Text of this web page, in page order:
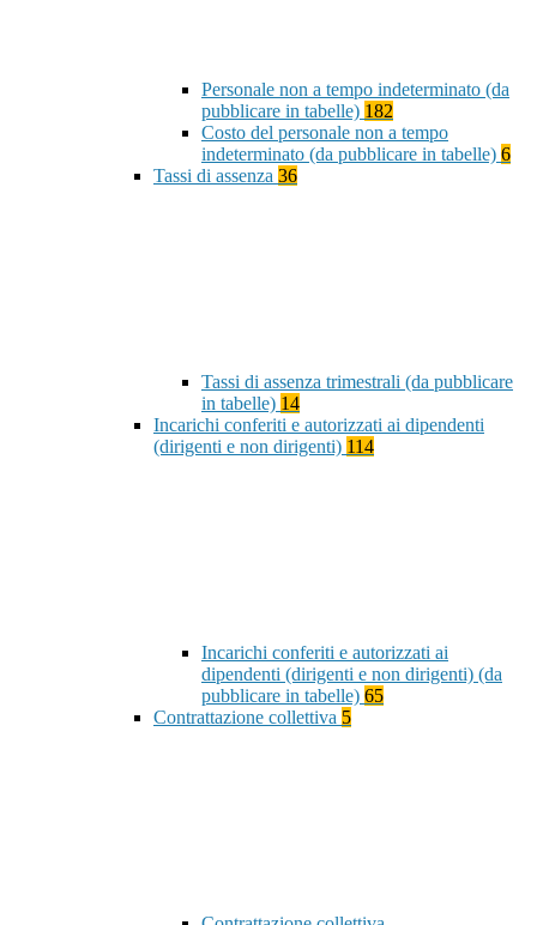
Personale non a tempo indeterminato (da
pubblicare in tabelle) 182
Costo del personale non a tempo
indeterminato (da pubblicare in tabelle) 6
Tassi di assenza 36
Tassi di assenza trimestrali (da pubblicare
in tabelle) 14
Incarichi conferiti e autorizzati ai dipendenti
(dirigenti e non dirigenti) 114
Incarichi conferiti e autorizzati ai
dipendenti (dirigenti e non dirigenti) (da
pubblicare in tabelle) 65
Contrattazione collettiva 5